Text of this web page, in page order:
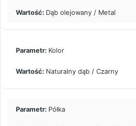
Dąb olejowany / Metal
Kolor
Naturalny dąb / Czarny
Półka